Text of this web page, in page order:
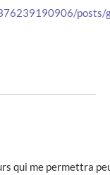
posts/
qui me permettra